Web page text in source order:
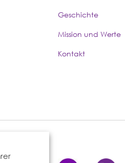
Geschichte
Mission und Werte
Kontakt